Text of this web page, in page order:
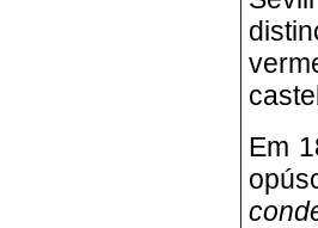
Em